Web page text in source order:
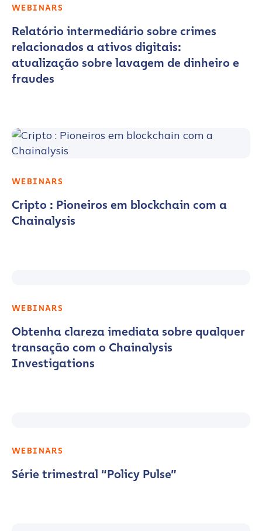
WEBINARS
Relatório intermediário sobre crimes
relacionados a ativos digitais:
atualização sobre lavagem de dinheiro e
fraudes
WEBINARS
Cripto : Pioneiros em blockchain com a
Chainalysis
WEBINARS
Obtenha clareza imediata sobre qualquer
transação com o Chainalysis
Investigations
WEBINARS
Série trimestral “Policy Pulse”